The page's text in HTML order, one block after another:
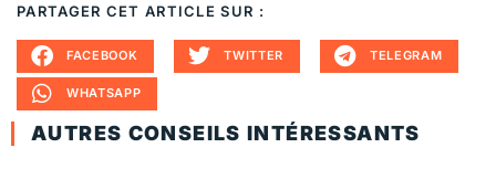
PARTAGER CET ARTICLE SUR :
FACEBOOK TWITTER TELEGRAM
WHATSAPP
AUTRES CONSEILS INTÉRESSANTS